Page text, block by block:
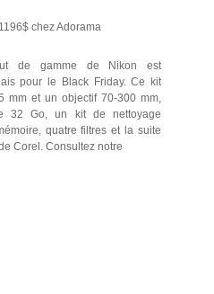
chez Adorama
de gamme de Nikon est
pour le Black Friday. Ce kit
mm et un objectif 70-300 mm,
32 Go, un kit de nettoyage
quatre filtres et la suite
Corel. Consultez notre